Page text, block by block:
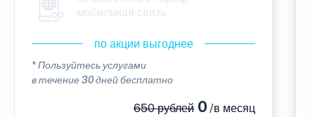
мобильная связь
по акции выгоднее
* Пользуйтесь услугами
в течение 30 дней бесплатно
650 рублей0 /в месяц